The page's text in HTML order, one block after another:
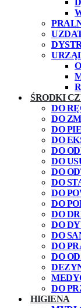
ŚRODKI
DO
DO
DO
DO
DO
DO
DO
DO
DO
DO
DO
DO
DO
DO
DO
DO
HIGIENA